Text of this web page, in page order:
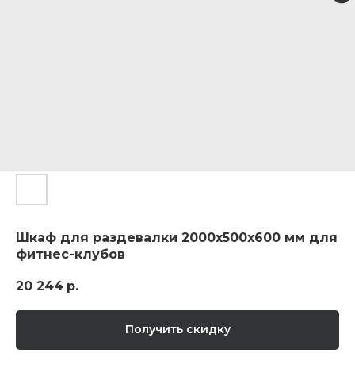
Шкаф для раздевалки 2000х500х600 мм для
фитнес-клубов
20 244 р.
Получить скидку